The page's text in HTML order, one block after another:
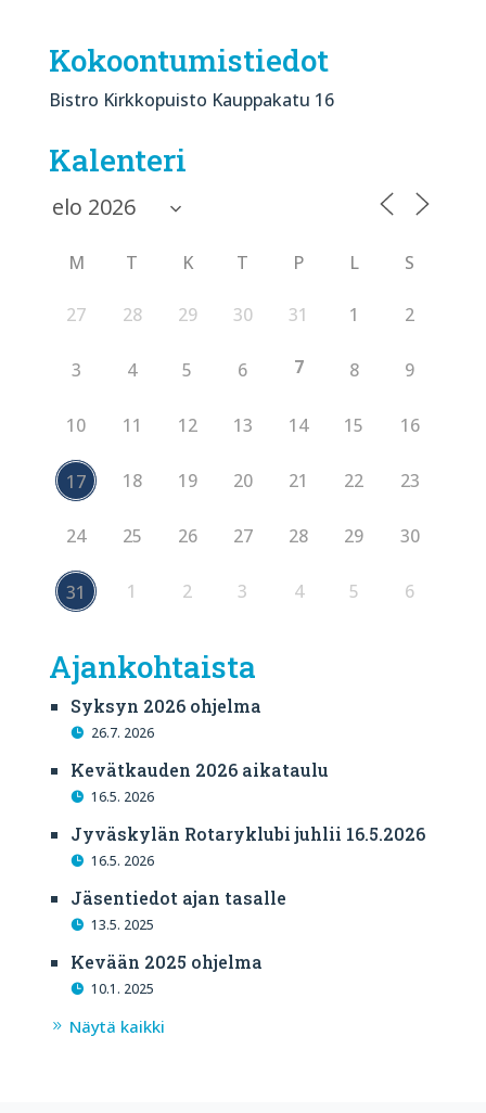
Kokoontumistiedot
Bistro Kirkkopuisto Kauppakatu 16
Kalenteri
M T K T P L S
27 28 29 30 31 1 2
3 4 5 6 7 8 9
10 11 12 13 14 15 16
17 18 19 20 21 22 23
24 25 26 27 28 29 30
31 1 2 3 4 5 6
Ajankohtaista
Syksyn 2026 ohjelma
26.7. 2026
Kevätkauden 2026 aikataulu
16.5. 2026
Jyväskylän Rotaryklubi juhlii 16.5.2026
16.5. 2026
Jäsentiedot ajan tasalle
13.5. 2025
Kevään 2025 ohjelma
10.1. 2025
Näytä kaikki